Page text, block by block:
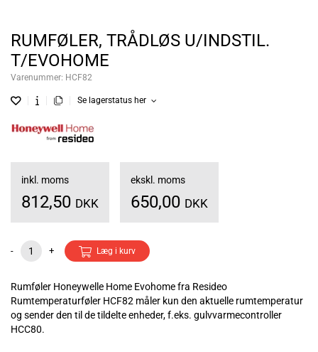
RUMFØLER, TRÅDLØS U/INDSTIL.
T/EVOHOME
Varenummer: HCF82
Se lagerstatus her
inkl. moms
812,50 DKK
ekskl. moms
650,00 DKK
- + Læg i kurv
Rumføler Honeywelle Home Evohome fra Resideo
Rumtemperaturføler HCF82 måler kun den aktuelle rumtemperatur
og sender den til de tildelte enheder, f.eks. gulvvarmecontroller
HCC80.